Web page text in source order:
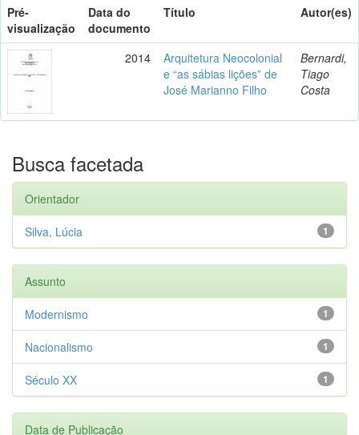
Pré-
visualização
Data do
documento
Título Autor(es)
2014
Arquitetura Neocolonial
e “as sábias lições” de
José Marianno Filho
Bernardi,
Tiago
Costa
Busca facetada
Orientador
1
Silva, Lúcia
Assunto
1
Modernismo
1
Nacionalismo
1
Século XX
Data de Publicação